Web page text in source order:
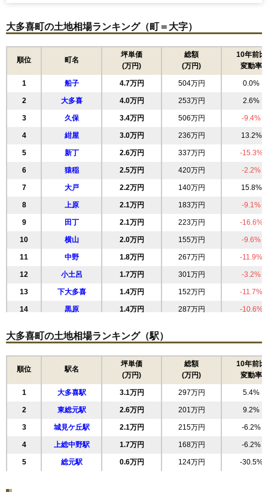
大多喜町の土地相場ランキング（町＝大字）
順位 町名
坪単価
(万円)
総額
(万円)
10年前比
変動率
1 船子 4.7万円 504万円 0.0%
2 大多喜 4.0万円 253万円 2.6%
3 久保 3.4万円 506万円 -9.4%
4 紺屋 3.0万円 236万円 13.2%
5 新丁 2.6万円 337万円 -15.3%
6 猿稲 2.5万円 420万円 -2.2%
7 大戸 2.2万円 140万円 15.8%
8 上原 2.1万円 183万円 -9.1%
9 田丁 2.1万円 223万円 -16.6%
10 横山 2.0万円 155万円 -9.6%
11 中野 1.8万円 267万円 -11.9%
12 小土呂 1.7万円 301万円 -3.2%
13 下大多喜 1.4万円 152万円 -11.7%
14 黒原 1.4万円 287万円 -10.6%
大多喜町の土地相場ランキング（駅）
順位 駅名
坪単価
(万円)
総額
(万円)
10年前比
変動率
1 大多喜駅 3.1万円 297万円 5.4%
2 東総元駅 2.6万円 201万円 9.2%
3 城見ケ丘駅 2.1万円 215万円 -6.2%
4 上総中野駅 1.7万円 168万円 -6.2%
5 総元駅 0.6万円 124万円 -30.5%